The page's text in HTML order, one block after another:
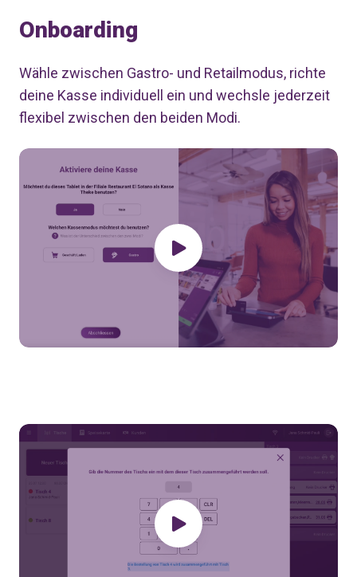
Onboarding
Wähle zwischen Gastro- und Retailmodus, richte
deine Kasse individuell ein und wechsle jederzeit
flexibel zwischen den beiden Modi.